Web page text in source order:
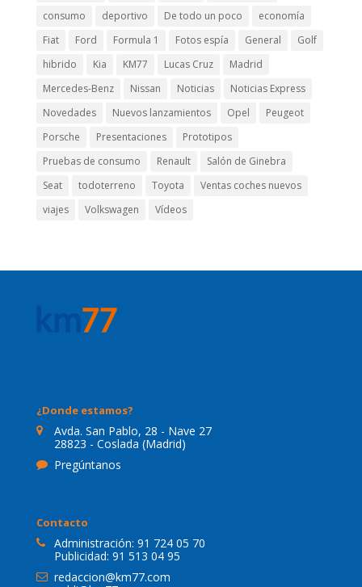
consumo
deportivo De todo un poco
economía
Fiat
Ford Formula 1 Fotos espía General
Golf
hibrido
Kia KM77 Lucas Cruz
Madrid
Mercedes-Benz
Nissan Noticias
Noticias Express
Novedades
Nuevos lanzamientos Opel
Peugeot
Porsche
Presentaciones
Prototipos
Pruebas de consumo
Renault
Salón de Ginebra
Seat
todoterreno Toyota
Ventas coches nuevos
viajes
Volkswagen Vídeos
¿Donde estamos?
Avda. San Pablo, 28 - Nave 27
28823 - Coslada (Madrid)
Pregúntanos
Contacto
Administración: 91 724 05 70
Publicidad: 91 513 04 95
redaccion@km77.com